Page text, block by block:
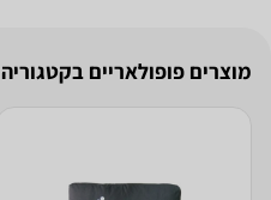
מוצרים פופולאריים בקטגוריה